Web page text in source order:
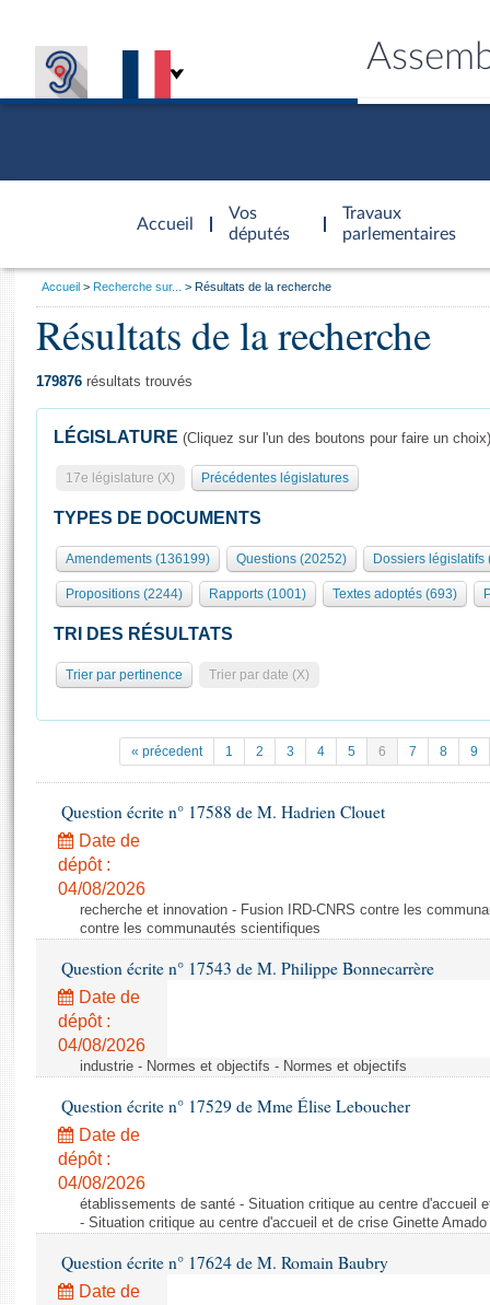
Accueil
d'accueil
Vos
députés
Travaux
parlementaires
Présidence
577 députés
Groupes politiques
Séance publique
Commissions et autres organes
Europe et International
Pétitions
Projets de loi
Propositions de loi
Amendements
Textes adoptés
Rapports législatifs
Rapports sur l'application des lois
Baromètre de l’application des lois
Dossiers législatifs
Budget et sécurité sociale
Questions écrites et orales
Comptes rendus des débats
Général
Rôle et pouvoirs de l'Assemblée
Organisation de l'Assemblée
Présidence Conférence des Présidents Bureau Collège des
Statistiques et chiffres clés
Documents de référence
( Constitution | Règlement de l'Assemblée ... )
Histoire
Juniors
Anciennes législatures
Visiter l'Assemblée
Visite virtuelle du palais Bourbon
Assister à une séance
La Bibliothèque
Contacts et plan d'accès
Photos libres de droit
Vous
Accueil Recherche sur... Résultats de la recherche
Résultats de la recherche
179876 résultats trouvés
LÉGISLATURE (Cliquez sur l'un des boutons pour faire un choix)
17e législature (X) Précédentes législatures
TYPES DE DOCUMENTS
Amendements (136199) Questions (20252) Dossiers législatifs
Propositions (2244) Rapports (1001) Textes adoptés (693)
TRI DES RÉSULTATS
Trier par pertinence Trier par date (X)
« précedent 1 2 3 4 5 6 7 8 9
Question écrite n° 17588 de M. Hadrien Clouet
Date de
dépôt :
04/08/2026
recherche et innovation - Fusion IRD-CNRS contre les
contre les communautés scientifiques
Question écrite n° 17543 de M. Philippe Bonnecarrère
Date de
dépôt :
04/08/2026
industrie - Normes et objectifs - Normes et objectifs
Question écrite n° 17529 de Mme Élise Leboucher
Date de
dépôt :
04/08/2026
établissements de santé - Situation critique au centre d'accueil
- Situation critique au centre d'accueil et de crise Ginette Amado
Question écrite n° 17624 de M. Romain Baubry
Date de